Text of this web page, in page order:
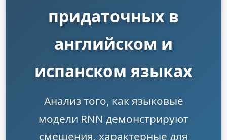
придаточных в
английском и
испанском языках
Анализ того, как языковые
модели RNN демонстрируют
смещения, характерные для